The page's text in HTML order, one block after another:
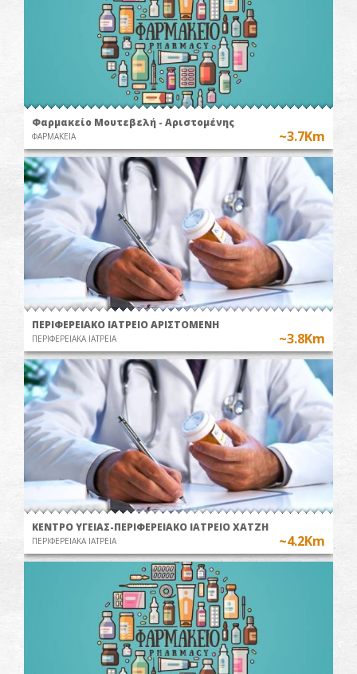
Φαρμακείο Μουτεβελή - Αριστομένης
ΦΑΡΜΑΚΕΙΑ ~3.7Km
ΠΕΡΙΦΕΡΕΙΑΚΟ ΙΑΤΡΕΙΟ ΑΡΙΣΤΟΜΕΝΗ
ΠΕΡΙΦΕΡΕΙΑΚΑ ΙΑΤΡΕΙΑ ~3.8Km
ΚΕΝΤΡΟ ΥΓΕΙΑΣ-ΠΕΡΙΦΕΡΕΙΑΚΟ ΙΑΤΡΕΙΟ ΧΑΤΖΗ
ΠΕΡΙΦΕΡΕΙΑΚΑ ΙΑΤΡΕΙΑ ~4.2Km